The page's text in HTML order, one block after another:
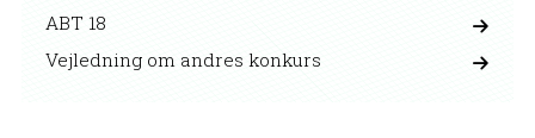
ABT 18
Vejledning om andres konkurs